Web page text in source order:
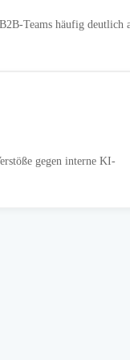
Teams häufig deutlich
gegen interne KI-